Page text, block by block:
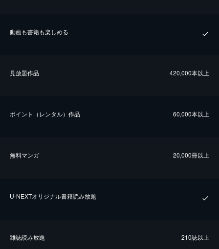
動画も書籍も楽しめる
⾒放題作品 420,000本以上
ポイント（レンタル）作品 60,000本以上
無料マンガ 20,000冊以上
U-NEXTオリジナル書籍読み放題
雑誌読み放題 210誌以上